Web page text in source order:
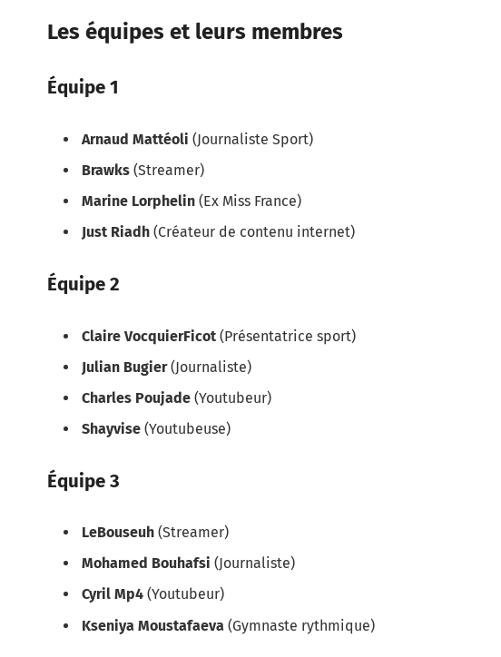
Les équipes et leurs membres
Équipe 1
Arnaud Mattéoli (Journaliste Sport)
Brawks (Streamer)
Marine Lorphelin (Ex Miss France)
Just Riadh (Créateur de contenu internet)
Équipe 2
Claire VocquierFicot (Présentatrice sport)
Julian Bugier(Journaliste)
Charles Poujade (Youtubeur)
Shayvise (Youtubeuse)
Équipe 3
LeBouseuh (Streamer)
Mohamed Bouhafsi (Journaliste)
Cyril Mp4 (Youtubeur)
Kseniya Moustafaeva (Gymnaste rythmique)